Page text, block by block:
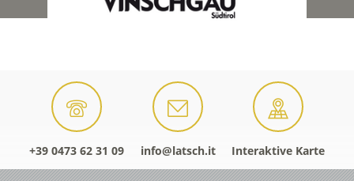
+39 0473 62 31 09 info@latsch.it Interaktive Karte